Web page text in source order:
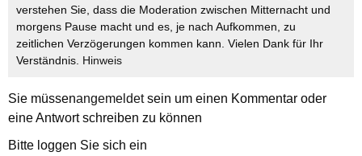
verstehen Sie, dass die Moderation zwischen Mitternacht und
morgens Pause macht und es, je nach Aufkommen, zu
zeitlichen Verzögerungen kommen kann. Vielen Dank für Ihr
Verständnis. Hinweis
Sie müssenangemeldetsein um einen Kommentar oder
eine Antwort schreiben zu können
Bitte loggen Sie sich ein